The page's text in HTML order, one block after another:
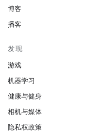
博客
播客
发现
游戏
机器学习
健康与健身
相机与媒体
隐私权政策